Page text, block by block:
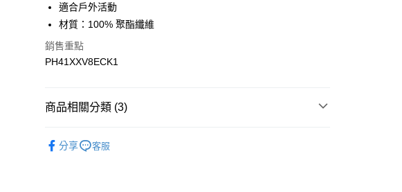
運送方式
宅配(離島)
適合戶外活動
材質：100% 聚酯纖維
銷售重點
PH41XXV8ECK1
商品相關分類 (3)
分享 客服